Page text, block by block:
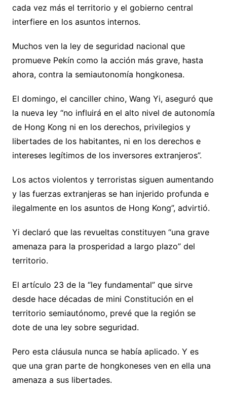
cada vez más el territorio y el gobierno central
interfiere en los asuntos internos.
Muchos ven la ley de seguridad nacional que
promueve Pekín como la acción más grave, hasta
ahora, contra la semiautonomía hongkonesa.
El domingo, el canciller chino, Wang Yi, aseguró que
la nueva ley “no influirá en el alto nivel de autonomía
de Hong Kong ni en los derechos, privilegios y
libertades de los habitantes, ni en los derechos e
intereses legítimos de los inversores extranjeros”.
Los actos violentos y terroristas siguen aumentando
y las fuerzas extranjeras se han injerido profunda e
ilegalmente en los asuntos de Hong Kong”, advirtió.
Yi declaró que las revueltas constituyen “una grave
amenaza para la prosperidad a largo plazo” del
territorio.
El artículo 23 de la “ley fundamental” que sirve
desde hace décadas de mini Constitución en el
territorio semiautónomo, prevé que la región se
dote de una ley sobre seguridad.
Pero esta cláusula nunca se había aplicado. Y es
que una gran parte de hongkoneses ven en ella una
amenaza a sus libertades.